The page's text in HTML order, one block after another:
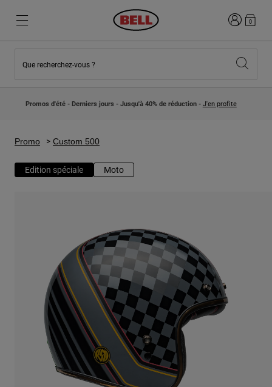
Nouveautés
Casques Motocross Enfant
Explorez Moto
Motocross
Adventure
Rétro
Pièces détachées
Nouveautés
Lifestyle
Route et Gravel
Urbain
BMX
Pièces détachées
Voir tout
Connexion
0
Que recherchez-vous ?
Promos d'été - Derniers jours - Jusqu'à 40% de réduction - J'en profite
Promo Custom 500
Edition spéciale Moto